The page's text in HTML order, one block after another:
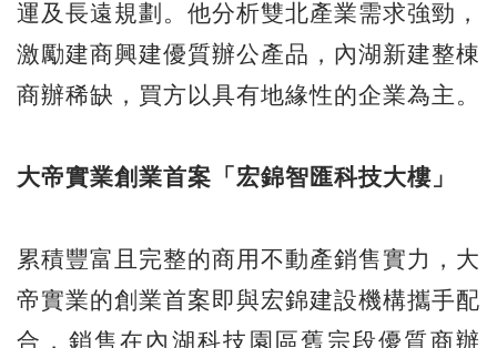
運及長遠規劃。他分析雙北產業需求強勁，
激勵建商興建優質辦公產品，內湖新建整棟
商辦稀缺，買方以具有地緣性的企業為主。
大帝實業創業首案「宏錦智匯科技大樓」
累積豐富且完整的商用不動產銷售實力，大
帝實業的創業首案即與宏錦建設機構攜手配
合，銷售在內湖科技園區舊宗段優質商辦